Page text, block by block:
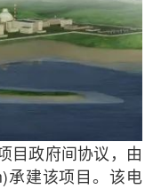
目政府间协议，由
承建该项目。该电